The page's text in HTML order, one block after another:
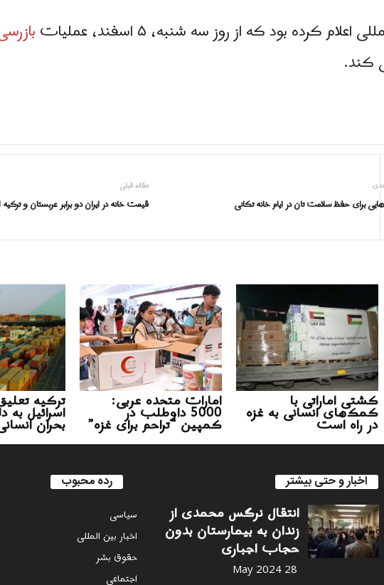
کرده بود که از روز سه شنبه، ۵ اسفند، عملیات
کند.
مقاله قبلی
قیمت خانه در ایران دو برابر عربستان و برای حفظ سلامت تان در ایام خانه تکانی
ترکیه
اسرائیل به
بحران
امارات متحده عربی:
5000 داوطلب در
کمپین “تراحم برای غزه”
کشتی اماراتی با
کمک‌های انسانی به غزه
در راه است
اخبار و حتی بیشتر
انتقال نرگس محمدی از
زندان به بیمارستان بدون
حجاب اجباری
28 May 2024
رده محبوب
سياسى
اخبار بین المللی
حقوق بشر
اجتماعی